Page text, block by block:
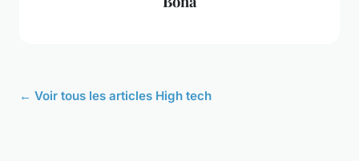
← Voir tous les articles High tech